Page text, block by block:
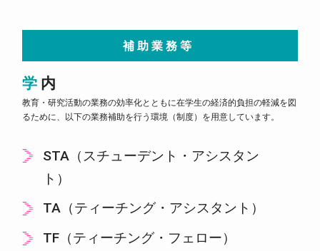
補助業務等
学内
教育・研究活動の業務の効率化とともに在学生の経済的負担の軽減を図
るために、以下の業務補助を行う環境（制度）を用意しています。
STA（スチューデント・アシスタン
ト）
TA（ティーチング・アシスタント）
TF（ティーチング・フェロー）